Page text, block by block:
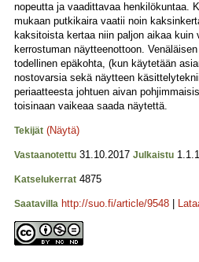
nopeutta ja vaadittavaa henkilökuntaa.
mukaan putkikaira vaatii noin
kaksitoista kertaa niin paljon aikaa kuin
kerrostuman näytteenottoon.
todellinen epäkohta, (kun käytetään
nostovarsia sekä näytteen
periaatteesta johtuen aivan
toisinaan vaikeaa saada näytettä.
Tekijät (Näytä)
Vastaanotettu 31.10.2017 Julkaistu
Katselukerrat 4875
Saatavilla http://suo.fi/article/9548